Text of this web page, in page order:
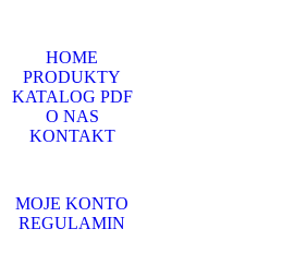
HOME
PRODUKTY
KATALOG PDF
O NAS
KONTAKT
MOJE KONTO
REGULAMIN